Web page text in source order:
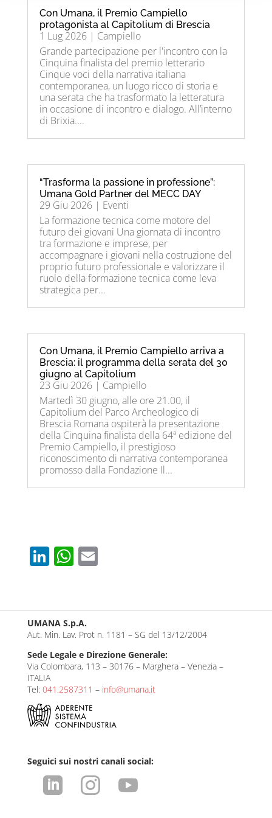
Con Umana, il Premio Campiello
protagonista al Capitolium di Brescia
1 Lug 2026| Campiello
Grande partecipazione per l'incontro con la
Cinquina finalista del premio letterario
Cinque voci della narrativa italiana
contemporanea, un luogo ricco di storia e
una serata che ha trasformato la letteratura
in occasione di incontro e dialogo. All’interno
di Brixia....
“Trasforma la passione in professione”:
Umana Gold Partner del MECC DAY
29 Giu 2026| Eventi
La formazione tecnica come motore del
futuro dei giovani Una giornata di incontro
tra formazione e imprese, per
accompagnare i giovani nella costruzione del
proprio futuro professionale e valorizzare il
ruolo della formazione tecnica come leva
strategica per...
Con Umana, il Premio Campiello arriva a
Brescia: il programma della serata del 30
giugno al Capitolium​
23 Giu 2026| Campiello
Martedì 30 giugno, alle ore 21.00, il
Capitolium del Parco Archeologico di
Brescia Romana ospiterà la presentazione
della Cinquina finalista della 64ª edizione del
Premio Campiello, il prestigioso
riconoscimento di narrativa contemporanea
promosso dalla Fondazione Il...
Li
e
dI
n
W
s
A
p
p
E
UMANA S.p.A.
Aut. Min. Lav. Prot n. 1181 – SG del 13/12/2004
Sede Legale e Direzione Generale:
Via Colombara, 113 – 30176 – Marghera – Venezia –
ITALIA
Tel: 041.2587311 – info@umana.it
Seguici sui nostri canali social:
  